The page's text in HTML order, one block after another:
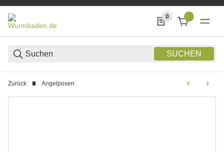
SUCHEN
0
0 Produkte in der
Zurück Angelposen